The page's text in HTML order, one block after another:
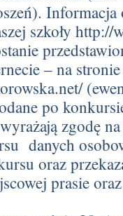
szkoły http://
– na
po
zgodę
danych
oraz
prasie